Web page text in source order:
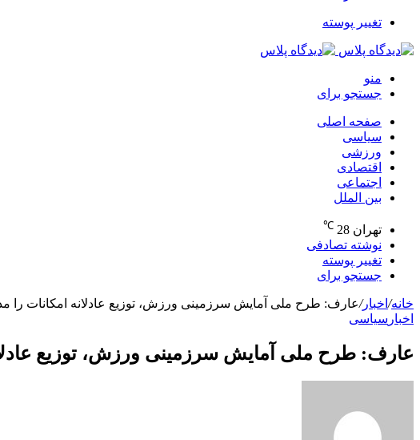
تغییر پوسته
منو
جستجو برای
صفحه اصلی
سیاسی
ورزشی
اقتصادی
اجتماعی
بین الملل
تهران 28
℃
نوشته تصادفی
تغییر پوسته
جستجو برای
خانه/ اخبار/عارف: طرح ملی آمایش سرزمینی ورزش، توزیع عادلانه امکانات را
اخبار سیاسی
عارف: طرح ملی آمایش سرزمینی ورزش، توزیع